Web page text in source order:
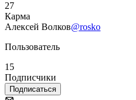
27
Карма
Алексей Волков@rosko
Пользователь
15
Подписчики
Подписаться